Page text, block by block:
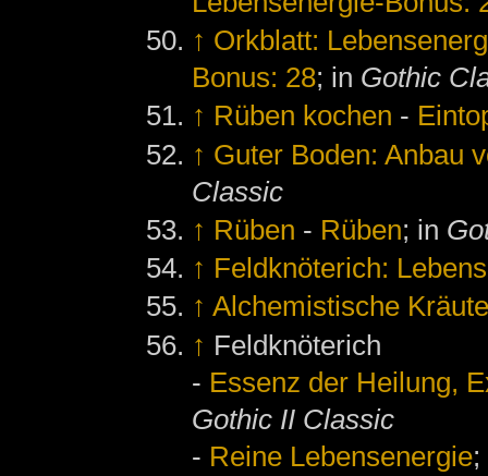
↑ Orkblatt:
Bonus: 28; in Gothic
↑ Rüben kochen -
↑ Guter Boden: Anbau
Classic
↑ Rüben - Rüben; in
↑ Feldknöterich:
↑ Alchemistische
↑ Feldknöterich
- Essenz der Heilung,
Gothic II Classic
- Reine Lebensenergie